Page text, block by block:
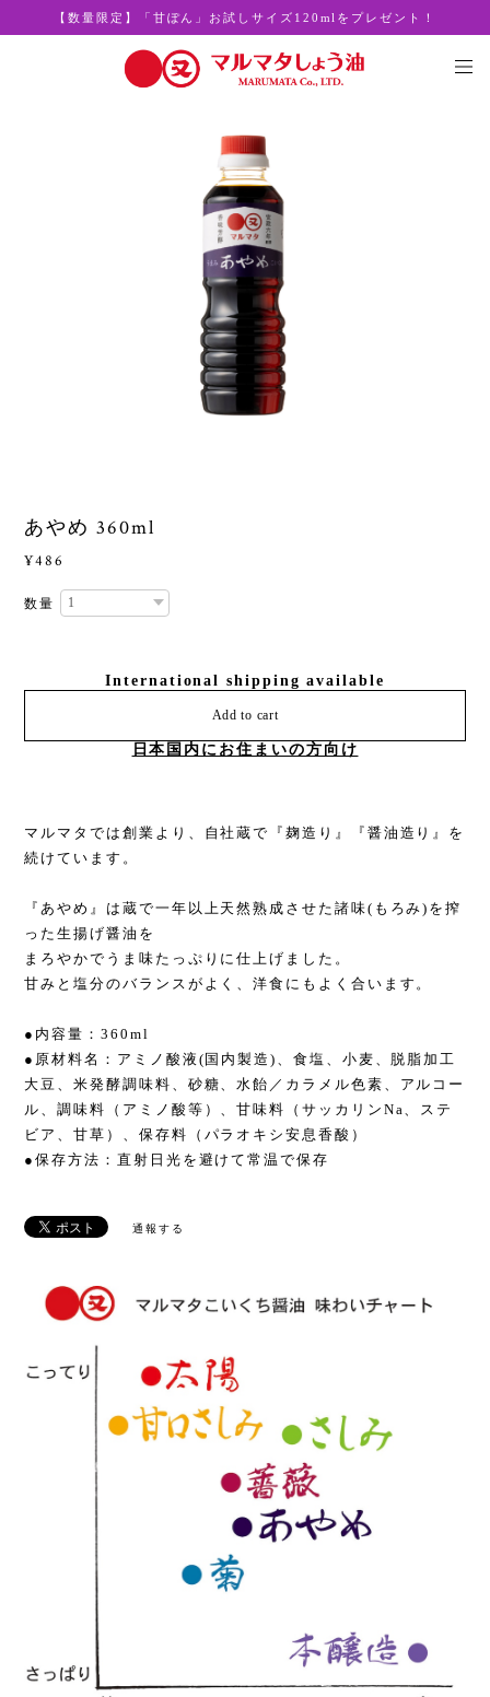
【数量限定】「甘ぽん」お試しサイズ120mlをプレゼント！
あやめ 360ml
¥486
数量
International shipping available
Add to cart
日本国内にお住まいの方向け
マルマタでは創業より、自社蔵で『麹造り』『醤油造り』を
続けています。
『あやめ』は蔵で一年以上天然熟成させた諸味(もろみ)を搾
った生揚げ醤油を
まろやかでうま味たっぷりに仕上げました。
甘みと塩分のバランスがよく、洋食にもよく合います。
●内容量：360ml
●原材料名：アミノ酸液(国内製造)、食塩、小麦、脱脂加工
大豆、米発酵調味料、砂糖、水飴／カラメル色素、アルコー
ル、調味料（アミノ酸等）、甘味料（サッカリンNa、ステ
ビア、甘草）、保存料（パラオキシ安息香酸）
●保存方法：直射日光を避けて常温で保存
通報する